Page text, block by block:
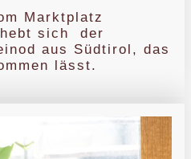
Marktplatz
sich der
aus Südtirol, das
lässt.